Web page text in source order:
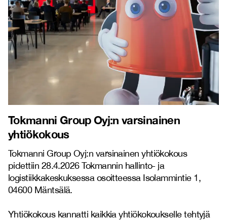
Tokmanni Group Oyj:n varsinainen
yhtiökokous
Tokmanni Group Oyj:n varsinainen yhtiökokous
pidettiin 28.4.2026 Tokmannin hallinto- ja
logistiikkakeskuksessa osoitteessa Isolammintie 1,
04600 Mäntsälä.
Yhtiökokous kannatti kaikkia yhtiökokoukselle tehtyjä